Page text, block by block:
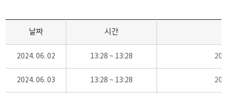
날짜 시간
2024. 06. 02 13:28 ~ 13:28
2024. 06. 03 13:28 ~ 13:28